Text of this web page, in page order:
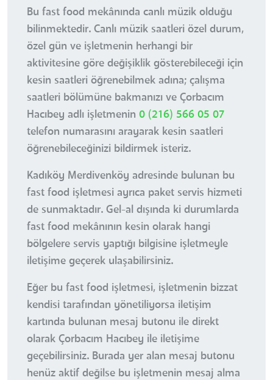
Bu fast food mekânında canlı müzik olduğu
bilinmektedir. Canlı müzik saatleri özel durum,
özel gün ve işletmenin herhangi bir
aktivitesine göre değişiklik gösterebileceği için
kesin saatleri öğrenebilmek adına; çalışma
saatleri bölümüne bakmanızı ve Çorbacım
Hacıbey adlı işletmenin 0 (216) 566 05 07
telefon numarasını arayarak kesin saatleri
öğrenebileceğinizi bildirmek isteriz.
Kadıköy Merdivenköy adresinde bulunan bu
fast food işletmesi ayrıca paket servis hizmeti
de sunmaktadır. Gel-al dışında ki durumlarda
fast food mekânının kesin olarak hangi
bölgelere servis yaptığı bilgisine işletmeyle
iletişime geçerek ulaşabilirsiniz.
Eğer bu fast food işletmesi, işletmenin bizzat
kendisi tarafından yönetiliyorsa iletişim
kartında bulunan mesaj butonu ile direkt
olarak Çorbacım Hacıbey ile iletişime
geçebilirsiniz. Burada yer alan mesaj butonu
henüz aktif değilse bu işletmenin mesaj alma